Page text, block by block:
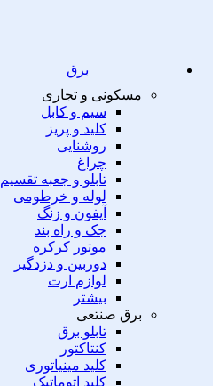
برق
مسکونی و تجاری
سیم و کابل
کلید و پریز
روشنایی
چراغ
تابلو و جعبه تقسیم
لوله و خرطومی
آیفون و زنگ
جک و راه بند
موتور کرکره
دوربین و دزدگیر
لوازم ارت
بیشتر
برق صنتعی
تابلو برق
کنتاکتور
کلید مینیاتوری
کلید اتوماتیک